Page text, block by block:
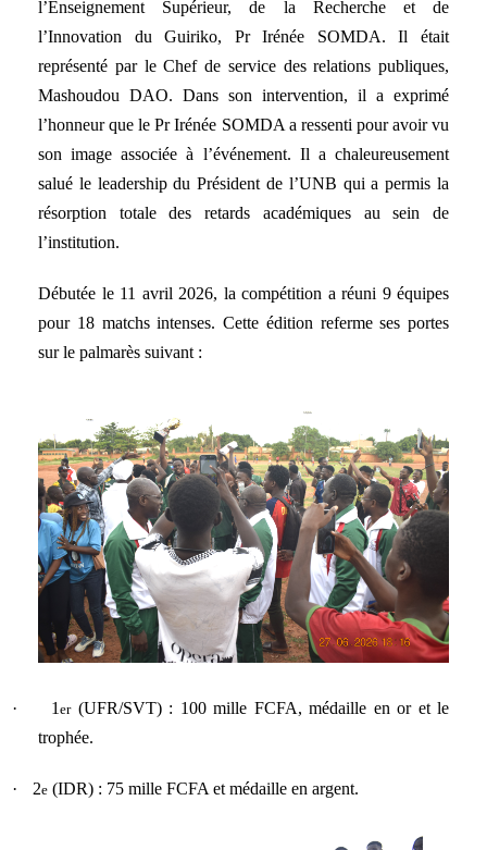
l’Enseignement Supérieur, de la Recherche et de
l’Innovation du Guiriko, Pr Irénée SOMDA. Il était
représenté par le Chef de service des relations publiques,
Mashoudou DAO. Dans son intervention, il a exprimé
l’honneur que le Pr Irénée SOMDA a ressenti pour avoir vu
son image associée à l’événement. Il a chaleureusement
salué le leadership du Président de l’UNB qui a permis la
résorption totale des retards académiques au sein de
l’institution.
Débutée le 11 avril 2026, la compétition a réuni 9 équipes
pour 18 matchs intenses. Cette édition referme ses portes
sur le palmarès suivant :
· 1er(UFR/SVT) : 100 mille FCFA, médaille en or et le
trophée.
· 2e (IDR) : 75 mille FCFA et médaille en argent.